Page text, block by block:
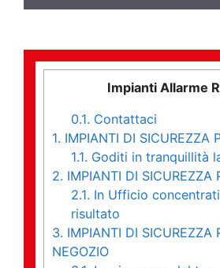
Impianti Allarme
0.1. Contattaci
1. IMPIANTI DI SICUREZZA
1.1. Goditi in tranquillità
2. IMPIANTI DI SICUREZZA
2.1. In Ufficio
risultato
3. IMPIANTI DI SICUREZZA
NEGOZIO